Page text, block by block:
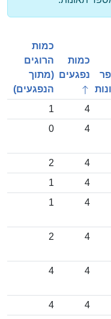
כמות
נפגעים
כמות
הרוגים
(מתוך
הנפגעים)
4
1
4
0
4
2
4
1
4
1
4
2
4
4
4
4